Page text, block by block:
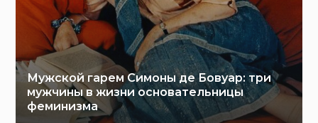
Мужской гарем Симоны де Бовуар: три
мужчины в жизни основательницы
феминизма